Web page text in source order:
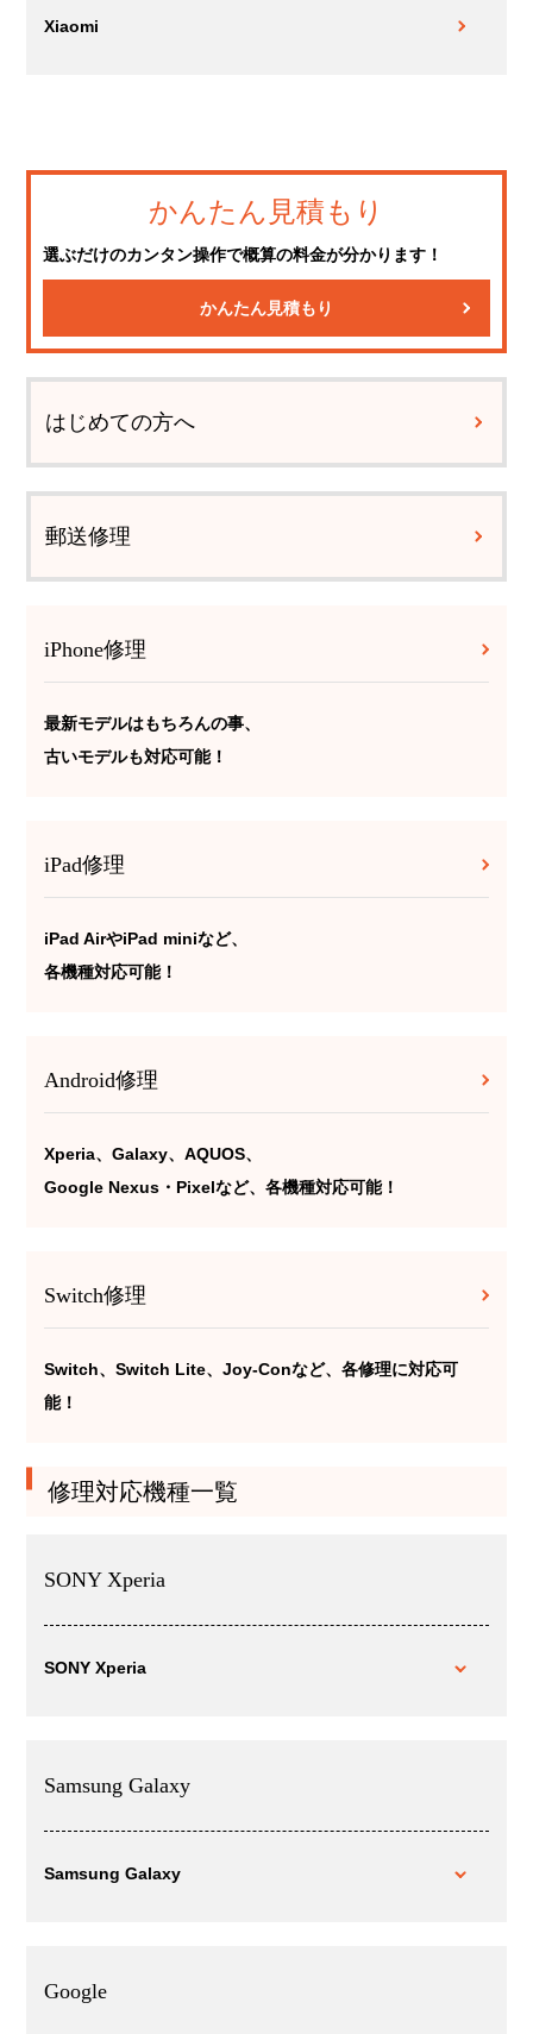
Xiaomi
かんたん見積もり
選ぶだけのカンタン操作で概算の料金が分かります！
かんたん見積もり
はじめての方へ
郵送修理
iPhone修理
最新モデルはもちろんの事、
古いモデルも対応可能！
iPad修理
iPad AirやiPad miniなど、
各機種対応可能！
Android修理
Xperia、Galaxy、AQUOS、
Google Nexus・Pixelなど、各機種対応可能！
Switch修理
Switch、Switch Lite、Joy-Conなど、各修理に対応可
能！
修理対応機種一覧
SONY Xperia
SONY Xperia
Samsung Galaxy
Samsung Galaxy
Google